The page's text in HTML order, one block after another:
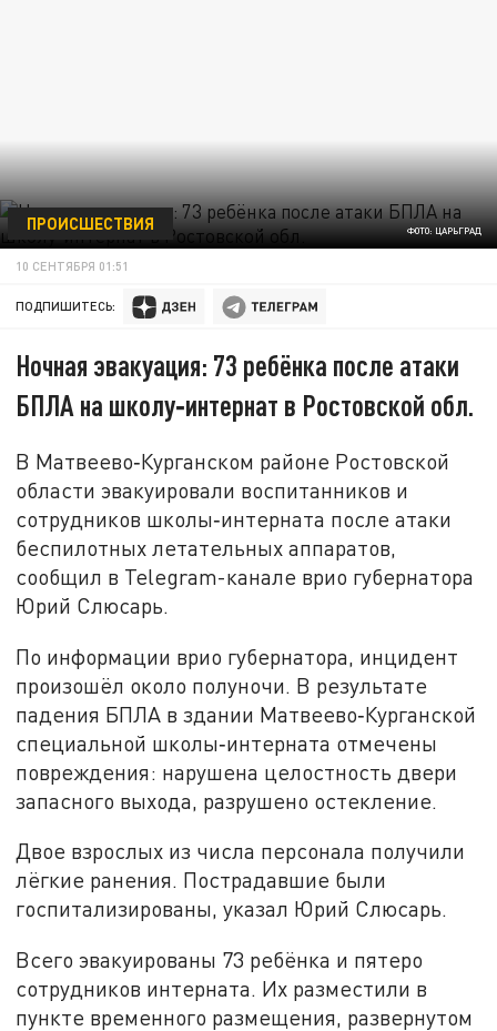
ФОТО: ЦАРЬГРАД
ПРОИСШЕСТВИЯ
10 СЕНТЯБРЯ 01:51
ПОДПИШИТЕСЬ:
Ночная эвакуация: 73 ребёнка после атаки
БПЛА на школу‑интернат в Ростовской обл.
В Матвеево‑Курганском районе Ростовской
области эвакуировали воспитанников и
сотрудников школы‑интерната после атаки
беспилотных летательных аппаратов,
сообщил в Telegram-канале врио губернатора
Юрий Слюсарь.
По информации врио губернатора, инцидент
произошёл около полуночи. В результате
падения БПЛА в здании Матвеево‑Курганской
специальной школы‑интерната отмечены
повреждения: нарушена целостность двери
запасного выхода, разрушено остекление.
Двое взрослых из числа персонала получили
лёгкие ранения. Пострадавшие были
госпитализированы, указал Юрий Слюсарь.
Всего эвакуированы 73 ребёнка и пятеро
сотрудников интерната. Их разместили в
пункте временного размещения, развернутом